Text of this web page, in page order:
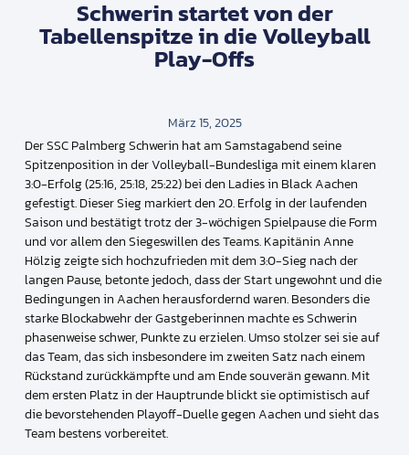
Schwerin startet von der
Tabellenspitze in die Volleyball
Play-Offs
März 15, 2025
Der SSC Palmberg Schwerin hat am Samstagabend seine
Spitzenposition in der Volleyball-Bundesliga mit einem klaren
3:0-Erfolg (25:16, 25:18, 25:22) bei den Ladies in Black Aachen
gefestigt. Dieser Sieg markiert den 20. Erfolg in der laufenden
Saison und bestätigt trotz der 3-wöchigen Spielpause die Form
und vor allem den Siegeswillen des Teams. Kapitänin Anne
Hölzig zeigte sich hochzufrieden mit dem 3:0-Sieg nach der
langen Pause, betonte jedoch, dass der Start ungewohnt und die
Bedingungen in Aachen herausfordernd waren. Besonders die
starke Blockabwehr der Gastgeberinnen machte es Schwerin
phasenweise schwer, Punkte zu erzielen. Umso stolzer sei sie auf
das Team, das sich insbesondere im zweiten Satz nach einem
Rückstand zurückkämpfte und am Ende souverän gewann. Mit
dem ersten Platz in der Hauptrunde blickt sie optimistisch auf
die bevorstehenden Playoff-Duelle gegen Aachen und sieht das
Team bestens vorbereitet.